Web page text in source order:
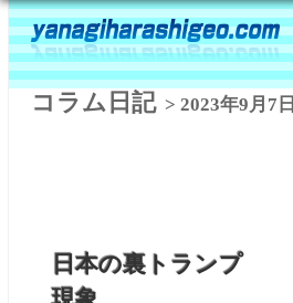
コラム日記> 2023年9月7日
日本の裏トランプ